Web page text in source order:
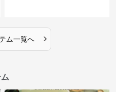
ム一覧へ ›